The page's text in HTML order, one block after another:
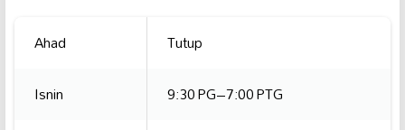
Ahad
Tutup
Isnin
9:30 PG–7:00 PTG